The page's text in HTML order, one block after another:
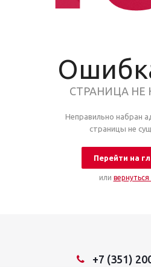
СТРАНИЦА НЕ
Неправильно набран
страницы не
Перейти на
или
+7 (351)